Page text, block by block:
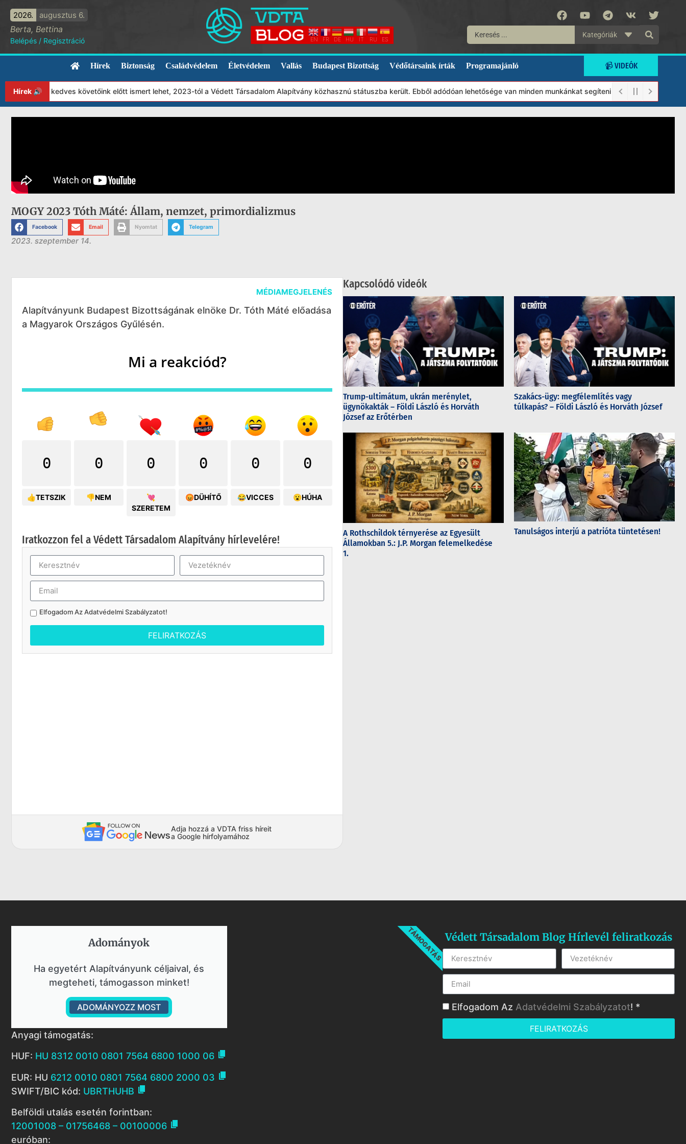
2026. augusztus 6.
Berta, Bettina
Belépés / Regisztráció EN FR DE HU IT RU ES
Kategóriák
Hírek Biztonság Családvédelem Életvédelem Vallás Budapest Bizottság Védőtársaink írták Programajánló 📹 VIDEÓK
Hírek 🔊
az már kedves követőink előtt ismert lehet, 2023-tól a Védett Társadalom Alapítvány közhasznú státuszba került. Ebből adódóan lehetősége van minden munkánkat segíteni kívánó
MOGY 2023 Tóth Máté: Állam, nemzet, primordializmus
Facebook Email Nyomtat Telegram
2023. szeptember 14.
MÉDIAMEGJELENÉS
Alapítványunk Budapest Bizottságának elnöke Dr. Tóth Máté előadása
a Magyarok Országos Gyűlésén.
Mi a reakciód?
0
👍TETSZIK
0
👎NEM
0
💘
SZERETEM
0
😡DÜHÍTŐ
0
😂VICCES
0
😮HÚHA
Iratkozzon fel a Védett Társadalom Alapítvány hírlevelére!
Elfogadom AzAdatvédelmi Szabályzatot!
FELIRATKOZÁS
Adja hozzá a VDTA friss híreit
a Google hírfolyamához
Kapcsolódó videók
Trump-ultimátum, ukrán merénylet,
ügynökakták – Földi László és Horváth
József az Erőtérben
Szakács-ügy: megfélemlítés vagy
túlkapás? – Földi László és Horváth József
A Rothschildok térnyerése az Egyesült
Államokban 5.: J.P. Morgan felemelkedése
1.
Tanulságos interjú a patrióta tüntetésen!
Adományok​
Ha egyetért Alapítványunk céljaival, és
megteheti, támogasson minket!
ADOMÁNYOZZ MOST
TÁMOGATÁS
Anyagi támogatás:
HUF: HU 8312 0010 0801 7564 6800 1000 06 
EUR: HU 6212 0010 0801 7564 6800 2000 03 
SWIFT/BIC kód: UBRTHUHB 
Belföldi utalás esetén forintban:
12001008 – 01756468 – 00100006 
euróban:
Védett Társadalom Blog Hírlevél feliratkozás
Elfogadom Az Adatvédelmi Szabályzatot! *
FELIRATKOZÁS